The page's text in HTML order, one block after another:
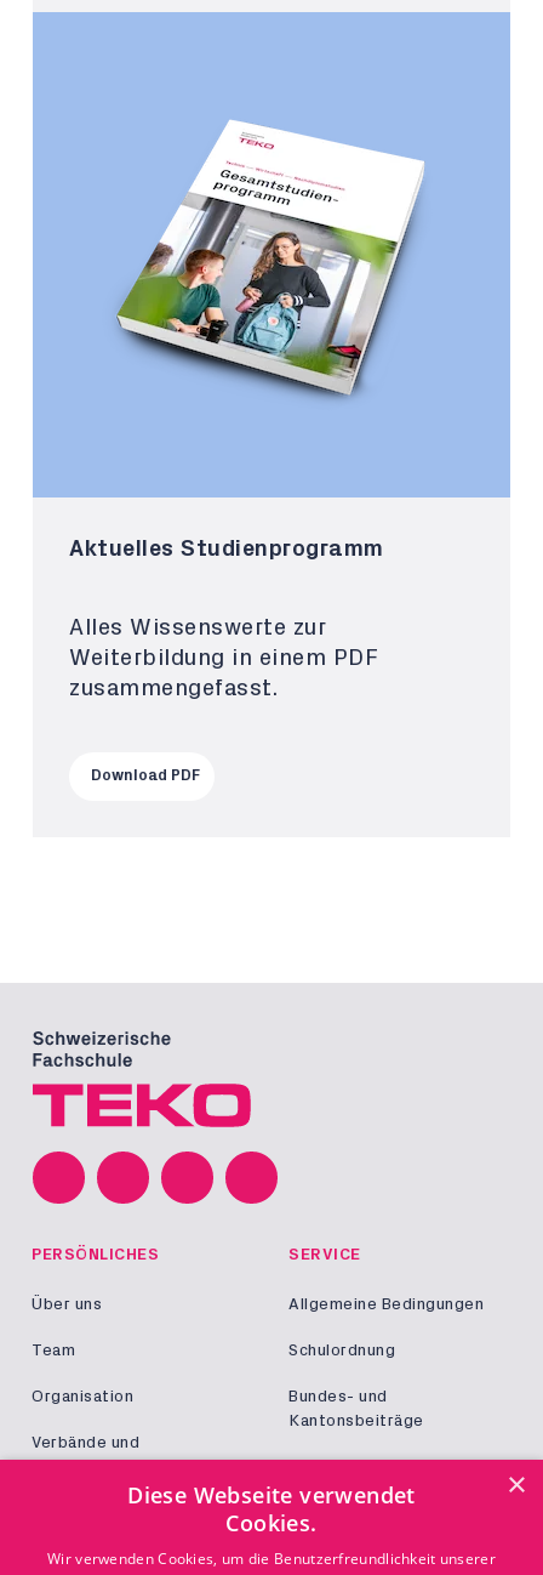
Aktuelles Studienprogramm
Alles Wissenswerte zur
Weiterbildung in einem PDF
zusammengefasst.
Download PDF
PERSÖNLICHES
Über uns
Team
Organisation
Verbände und
SERVICE
Allgemeine Bedingungen
Schulordnung
Bundes- und
Kantonsbeiträge
KONTAKT
×
Diese Webseite verwendet
Cookies.
Wir verwenden Cookies, um die Benutzerfreundlichkeit unserer